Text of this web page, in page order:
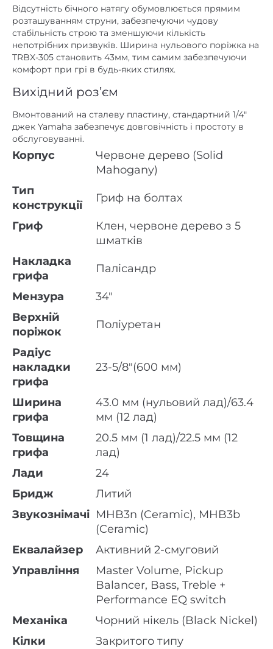
Відсутність бічного натягу обумовлюється прямим
розташуванням струни, забезпечуючи чудову
стабільність строю та зменшуючи кількість
непотрібних призвуків. Ширина нульового поріжка на
TRBX-305 становить 43мм, тим самим забезпечуючи
комфорт при грі в будь-яких стилях.
Вихідний роз’єм
Вмонтований на сталеву пластину, стандартний 1/4″
джек Yamaha забезпечує довговічність і простоту в
обслуговуванні.
Корпус
Червоне дерево (Solid
Mahogany)
Тип
конструкції
Гриф на болтах
Гриф
Клен, червоне дерево з 5
шматків
Накладка
грифа
Палісандр
Мензура
34″
Верхній
поріжок
Поліуретан
Радіус
накладки
грифа
23-5/8″(600 мм)
Ширина
грифа
43.0 мм (нульовий лад)/63.4
мм (12 лад)
Товщина
грифа
20.5 мм (1 лад)/22.5 мм (12
лад)
Лади
24
Бридж
Литий
Звукознімачі MHB3n (Ceramic), MHB3b
(Ceramic)
Еквалайзер
Активний 2-смуговий
Управління
Master Volume, Pickup
Balancer, Bass, Treble +
Performance EQ switch
Механіка
Чорний нікель (Black Nickel)
Кілки
Закритого типу